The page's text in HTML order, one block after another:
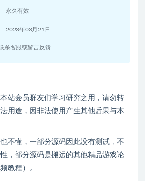
永久有效
2023年03月21日
系客服或留言反馈
站会员群友们学习研究之用，请勿转
用途，因非法使用产生其他后果与本
不懂，一部分源码因此没有测试，不
，部分源码是搬运的其他精品游戏论
教程）。